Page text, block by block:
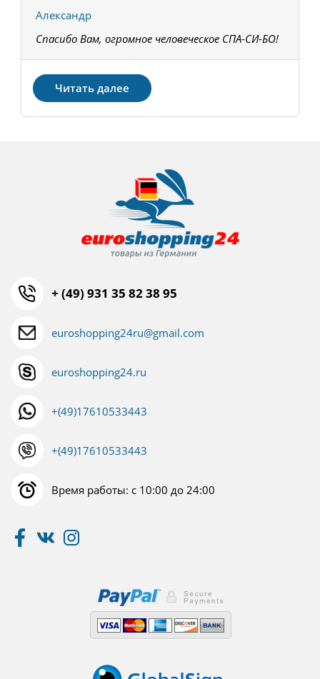
Александр
Спасибо Вам, огромное человеческое СПА-СИ-БО!
Читать далее
+ (49) 931 35 82 38 95
euroshopping24ru@gmail.com
euroshopping24.ru
+(49)17610533443
+(49)17610533443
Время работы: с 10:00 до 24:00